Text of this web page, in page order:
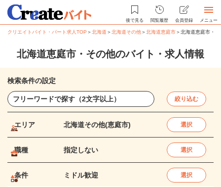
後で見る 閲覧履歴 会員登録 メニュー
クリエイトバイト・パート求人TOP ＞北海道 ＞北海道その他＞北海道恵庭市＞北海道恵庭市・
北海道恵庭市・その他のバイト・求人情報
検索条件の設定
絞り込む
エリア 北海道その他(恵庭市) 選択
職種 指定しない 選択
条件 ミドル歓迎 選択